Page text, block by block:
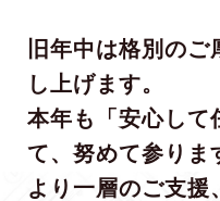
旧年中は格別の
し上げます。
本年も「安心して
て、努めて参りま
より一層のご支援